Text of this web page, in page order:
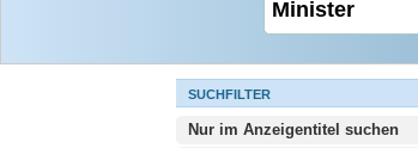
SUCHFILTER
Nur im Anzeigentitel suchen